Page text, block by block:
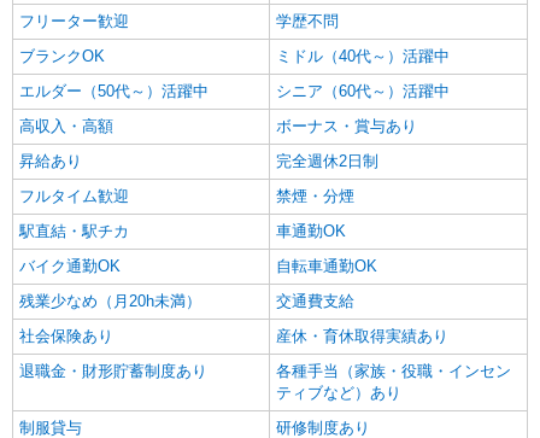
フリーター歓迎
学歴不問
ブランクOK
ミドル（40代～）活躍中
エルダー（50代～）活躍中
シニア（60代～）活躍中
高収入・高額
ボーナス・賞与あり
昇給あり
完全週休2日制
フルタイム歓迎
禁煙・分煙
駅直結・駅チカ
車通勤OK
バイク通勤OK
自転車通勤OK
残業少なめ（月20h未満）
交通費支給
社会保険あり
産休・育休取得実績あり
退職金・財形貯蓄制度あり
各種手当（家族・役職・インセン
ティブなど）あり
制服貸与
研修制度あり